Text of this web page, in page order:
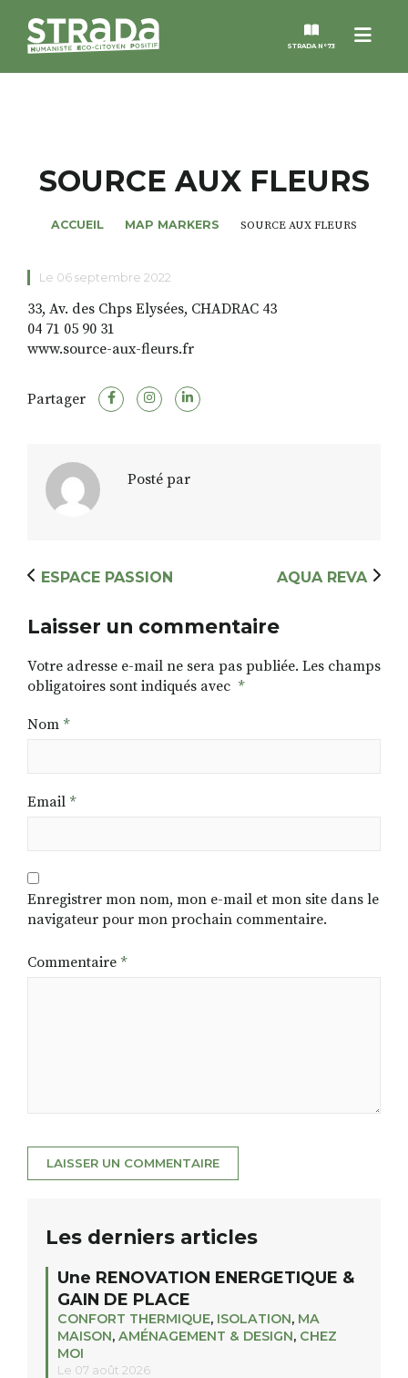
Menu
STRADA N°73
MAGAZINES
NOS THÈMES
STRADA’DATES
ALTER STRADA
RECHERCHER
SOURCE AUX FLEURS
ACCUEIL MAP MARKERS SOURCE AUX FLEURS
Le 06 septembre 2022
33, Av. des Chps Elysées, CHADRAC 43
04 71 05 90 31
www.source-aux-fleurs.fr
Partager
Posté par
ESPACE PASSION AQUA REVA
Laisser un commentaire
Votre adresse e-mail ne sera pas publiée. Les champs
obligatoires sont indiqués avec *
Nom *
Email *
Enregistrer mon nom, mon e-mail et mon site dans le
navigateur pour mon prochain commentaire.
Commentaire *
Les derniers articles
Une RENOVATION ENERGETIQUE &
GAIN DE PLACE
CONFORT THERMIQUE, ISOLATION, MA
MAISON, AMÉNAGEMENT & DESIGN, CHEZ
MOI
Le 07 août 2026